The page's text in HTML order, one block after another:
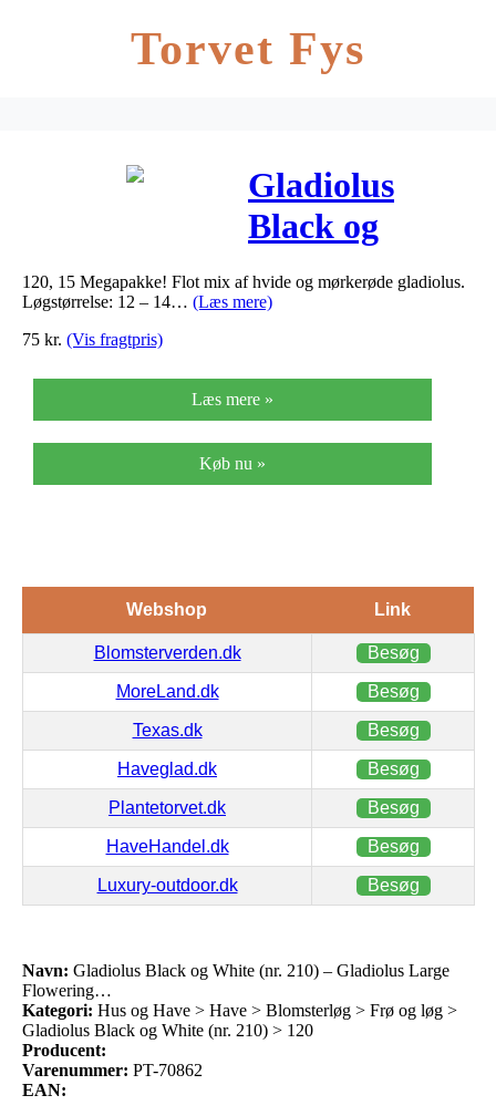
Torvet Fys
Gladiolus
Black og
White (nr.
210) –
Large
Flowering…
120, 15 Megapakke! Flot mix af hvide og mørkerøde gladiolus.
Løgstørrelse: 12 – 14… (Læs mere)
75 kr. (Vis fragtpris)
Læs mere »
Køb nu »
Webshop Link
Blomsterverden.dk Besøg
MoreLand.dk Besøg
Texas.dk Besøg
Haveglad.dk Besøg
Plantetorvet.dk Besøg
HaveHandel.dk Besøg
Luxury-outdoor.dk Besøg
Navn: Gladiolus Black og White (nr. 210) – Gladiolus Large
Flowering…
Kategori: Hus og Have > Have > Blomsterløg > Frø og løg >
Gladiolus Black og White (nr. 210) > 120
Producent:
Varenummer: PT-70862
EAN: